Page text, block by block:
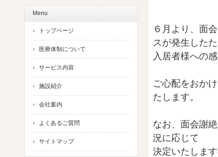
６月より、面
スが発生した
入居者様への
ご心配をおか
たします。
なお、面会謝
況に応じて
決定いたしま
Menu
トップページ
医療体制について
サービス内容
施設紹介
会社案内
よくあるご質問
サイトマップ